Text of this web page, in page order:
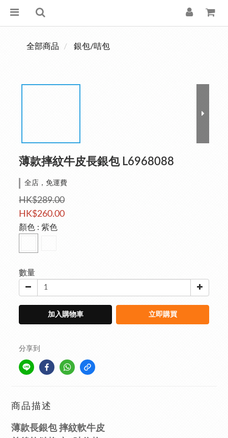
全部商品 銀包/咭包
薄款摔紋牛皮長銀包 L6968088
全店，免運費
HK$289.00
HK$260.00
顏色 : 紫色
數量
加入購物車 立即購買
分享到
商品描述
薄款長銀包摔紋軟牛皮